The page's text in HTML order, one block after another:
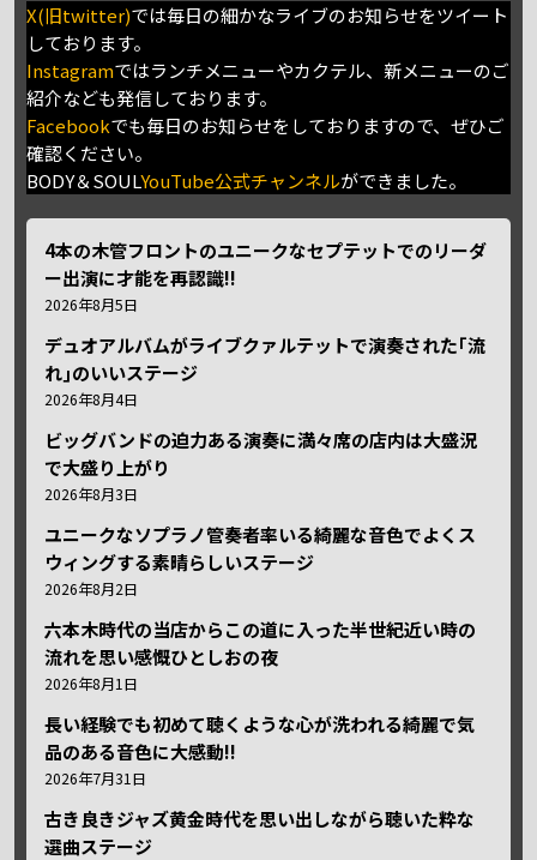
X(旧twitter)では毎日の細かなライブのお知らせをツイート
しております。
Instagramではランチメニューやカクテル、新メニューのご
紹介なども発信しております。
Facebookでも毎日のお知らせをしておりますので、ぜひご
確認ください。
BODY＆SOULYouTube公式チャンネルができました。
4本の木管フロントのユニークなセプテットでのリーダ
ー出演に才能を再認識!!
2026年8月5日
デュオアルバムがライブクァルテットで演奏された｢流
れ｣のいいステージ
2026年8月4日
ビッグバンドの迫力ある演奏に満々席の店内は大盛況
で大盛り上がり
2026年8月3日
ユニークなソプラノ管奏者率いる綺麗な音色でよくス
ウィングする素晴らしいステージ
2026年8月2日
六本木時代の当店からこの道に入った半世紀近い時の
流れを思い感慨ひとしおの夜
2026年8月1日
長い経験でも初めて聴くような心が洗われる綺麗で気
品のある音色に大感動!!
2026年7月31日
古き良きジャズ黄金時代を思い出しながら聴いた粋な
選曲ステージ